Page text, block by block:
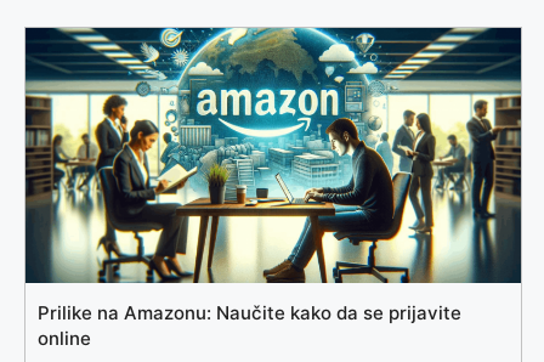
Prilike na Amazonu: Naučite kako da se prijavite
online